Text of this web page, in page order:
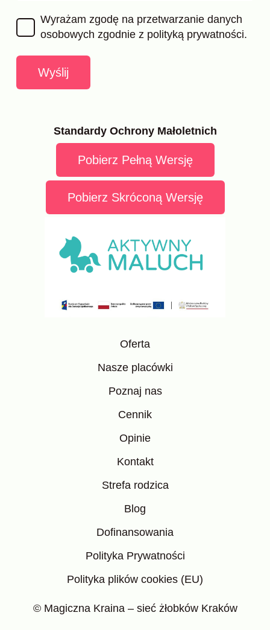
Wyrażam zgodę na przetwarzanie danych
osobowych zgodnie z polityką prywatności.
Wyślij
Standardy Ochrony Małoletnich
Pobierz Pełną Wersję
Pobierz Skróconą Wersję
Oferta
Nasze placówki
Poznaj nas
Cennik
Opinie
Kontakt
Strefa rodzica
Blog
Dofinansowania
Polityka Prywatności
Polityka plików cookies (EU)
© Magiczna Kraina – sieć żłobków Kraków